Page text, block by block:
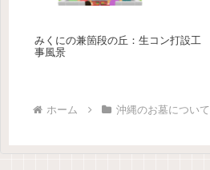
みくにの兼箇段の丘：生コン打設工
事風景
ホーム 沖縄のお墓について